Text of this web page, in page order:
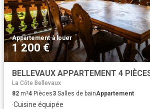
Appartement·à louer
1 200 €
La Côte Bellevaux
82 m²4 Pièces3 Salles de bainAppartement
·Cuisine équipée